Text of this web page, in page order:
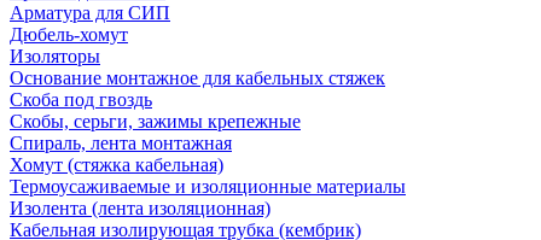
Арматура для СИП
Дюбель-хомут
Изоляторы
Основание монтажное для кабельных стяжек
Скоба под гвоздь
Скобы, серьги, зажимы крепежные
Спираль, лента монтажная
Хомут (стяжка кабельная)
Термоусаживаемые и изоляционные материалы
Изолента (лента изоляционная)
Кабельная изолирующая трубка (кембрик)